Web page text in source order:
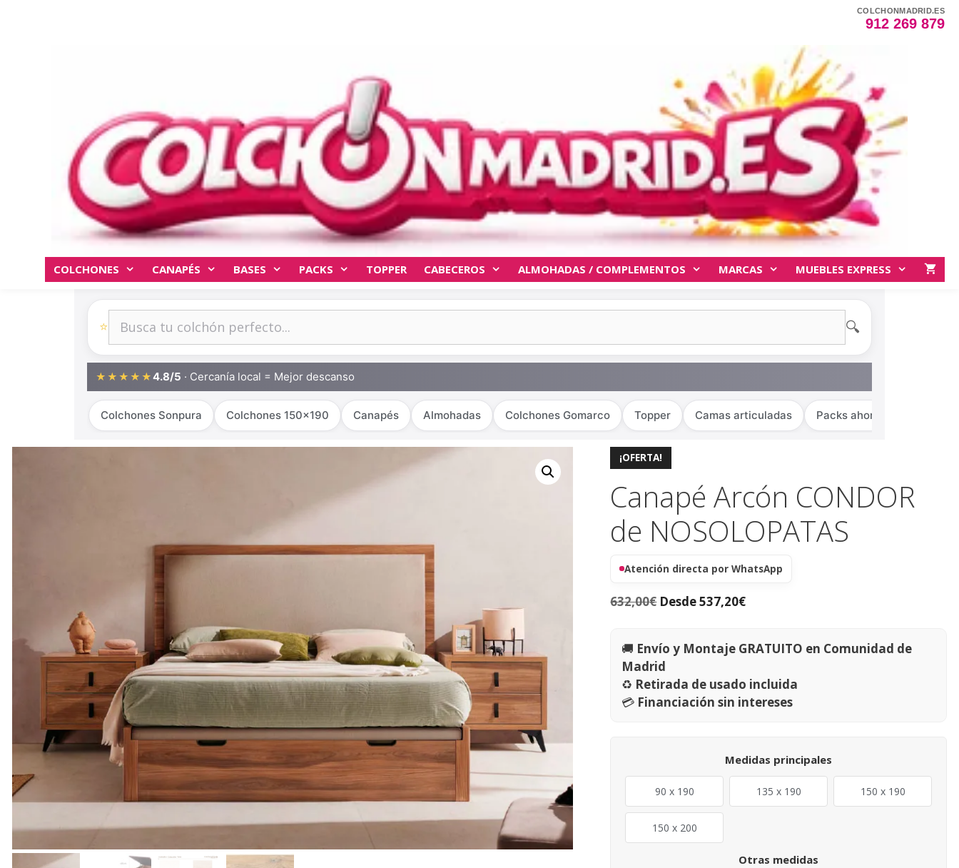
COLCHONMADRID.ES
912 269 879
COLCHONES CANAPÉS BASES PACKS TOPPER CABECEROS ALMOHADAS / COMPLEMENTOS MARCAS MUEBLES EXPRESS
⭐ 🔍
★★★★★4.8/5 · Cercanía local = Mejor descanso
Colchones Sonpura Colchones 150x190 Canapés Almohadas Colchones Gomarco Topper Camas articuladas Packs ahorro
¡OFERTA!
Canapé Arcón CONDOR
de NOSOLOPATAS
Atención directa por WhatsApp
632,00€ Desde537,20€
🚚 Envío y Montaje GRATUITO en Comunidad de
Madrid
♻️ Retirada de usado incluida
💳 Financiación sin intereses
Medidas principales
90 x 190 135 x 190 150 x 190
150 x 200
Otras medidas